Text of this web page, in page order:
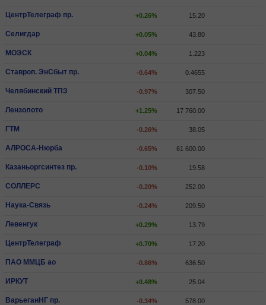
ЦентрТелеграф пр. +0.26% 15.20
Селигдар +0.05% 43.80
МОЭСК +0.04% 1.223
Ставроп. ЭнСбыт пр. -0.64% 0.4655
Челябинский ТПЗ -0.97% 307.50
Лензолото +1.25% 17 760.00
ГТМ -0.26% 38.05
АЛРОСА-Нюрба -0.65% 61 600.00
Казаньоргсинтез пр. -0.10% 19.58
СОЛЛЕРС -0.20% 252.00
Наука-Связь -0.24% 209.50
Левенгук +0.29% 13.79
ЦентрТелеграф +0.70% 17.20
ПАО ММЦБ ао -0.86% 636.50
ИРКУТ +0.48% 25.04
ВарьеганHГ пр. -0.34% 578.00